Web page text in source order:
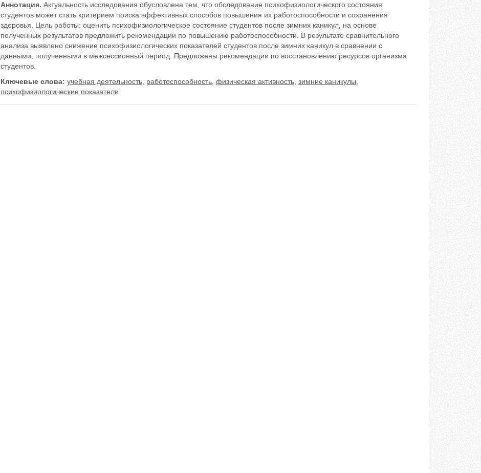
Аннотация. Актуальность исследования обусловлена тем, что обследование психофизиологического состояния
студентов может стать критерием поиска эффективных способов повышения их работоспособности и сохранения
здоровья. Цель работы: оценить психофизиологическое состояние студентов после зимних каникул, на основе
полученных результатов предложить рекомендации по повышению работоспособности. В результате сравнительного
анализа выявлено снижение психофизиологических показателей студентов после зимних каникул в сравнении с
данными, полученными в межсессионный период. Предложены рекомендации по восстановлению ресурсов организма
студентов.
Ключевые слова: учебная деятельность, работоспособность, физическая активность, зимние каникулы
психофизиологические показатели